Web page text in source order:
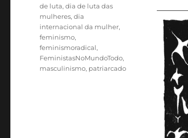
de luta,dia de luta das
mulheres,dia
internacional da mulher,
feminismo,
feminismoradical,
FeministasNoMundoTodo,
masculinismo, patriarcado